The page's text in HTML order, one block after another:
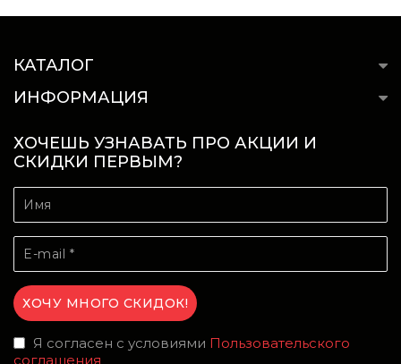
КАТАЛОГ
ИНФОРМАЦИЯ
ХОЧЕШЬ УЗНАВАТЬ ПРО АКЦИИ И
СКИДКИ ПЕРВЫМ?
Я согласен с условиями Пользовательского
соглашения